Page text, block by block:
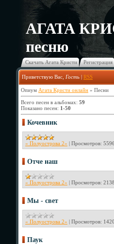
АГАТА
песню
Скачать Агата Кристи Регистрация
Приветствую Вас Гость | RSS
Опиум Агата Кристи онлайн » Песни
Всего песен в альбомах: 59
Показано песен: 1-50
Кочевник
« Полуострова 2» | Просмотров: 5596
Отче наш
« Полуострова 2» | Просмотров: 2138
Мы - свет
« Полуострова 2» | Просмотров: 1420
Паук